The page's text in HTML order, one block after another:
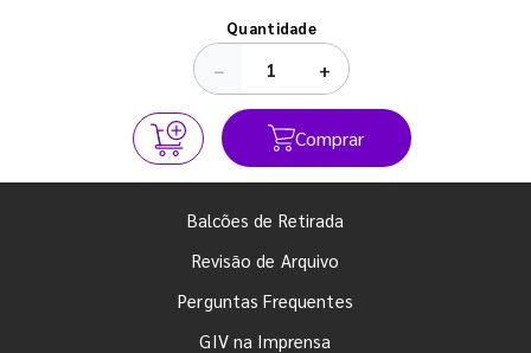
Quantidade
− +
Comprar
Balcões de Retirada
Revisão de Arquivo
Perguntas Frequentes
GIV na Imprensa